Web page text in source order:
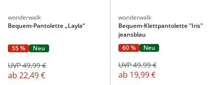
wonderwalk
Bequem-Pantolette „Layla“
55 % Neu
ab 22,49 €
UVP 49,99 €
wonderwalk
Bequem-Klettpantolette "Iris"
jeansblau
60 %
Neu
ab 19,99 €
UVP 49,99 €